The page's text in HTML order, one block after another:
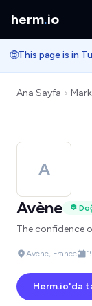
herm.io
🌐This page is in
Ana Sayfa
A
Avène
The confidence
Avène, France
Herm.io'da